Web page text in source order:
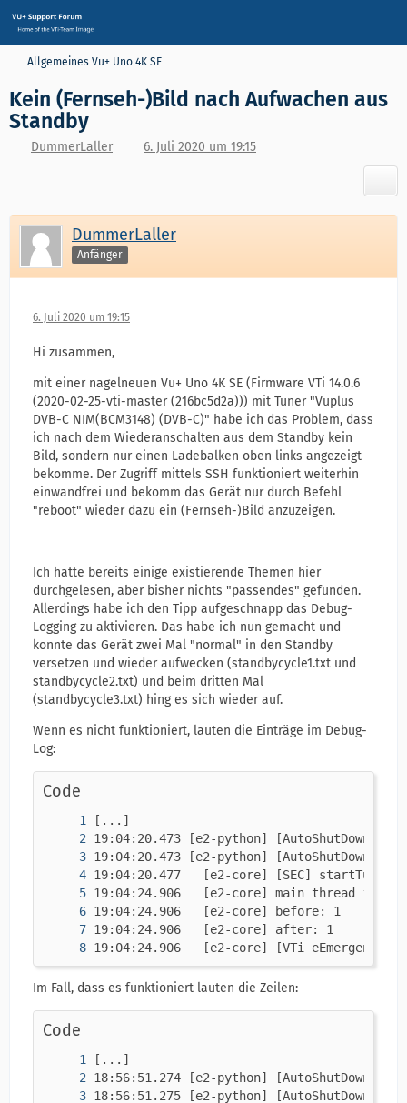
Allgemeines Vu+ Uno 4K SE
Kein (Fernseh-)Bild nach Aufwachen aus
Standby
DummerLaller 6. Juli 2020 um 19:15
DummerLaller
Anfänger
6. Juli 2020 um 19:15
Hi zusammen,
mit einer nagelneuen Vu+ Uno 4K SE (Firmware VTi 14.0.6
(2020-02-25-vti-master (216bc5d2a))) mit Tuner "Vuplus
DVB-C NIM(BCM3148) (DVB-C)" habe ich das Problem, dass
ich nach dem Wiederanschalten aus dem Standby kein
Bild, sondern nur einen Ladebalken oben links angezeigt
bekomme. Der Zugriff mittels SSH funktioniert weiterhin
einwandfrei und bekomm das Gerät nur durch Befehl
"reboot" wieder dazu ein (Fernseh-)Bild anzuzeigen.
Ich hatte bereits einige existierende Themen hier
durchgelesen, aber bisher nichts "passendes" gefunden.
Allerdings habe ich den Tipp aufgeschnapp das Debug-
Logging zu aktivieren. Das habe ich nun gemacht und
konnte das Gerät zwei Mal "normal" in den Standby
versetzen und wieder aufwecken (standbycycle1.txt und
standbycycle2.txt) und beim dritten Mal
(standbycycle3.txt) hing es sich wieder auf.
Wenn es nicht funktioniert, lauten die Einträge im Debug-
Log:
Code
19:04:24.906   [e2-core] [VTi
Im Fall, dass es funktioniert lauten die Zeilen:
Code